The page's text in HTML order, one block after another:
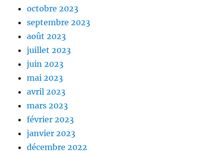
octobre 2023
septembre 2023
août 2023
juillet 2023
juin 2023
mai 2023
avril 2023
mars 2023
février 2023
janvier 2023
décembre 2022